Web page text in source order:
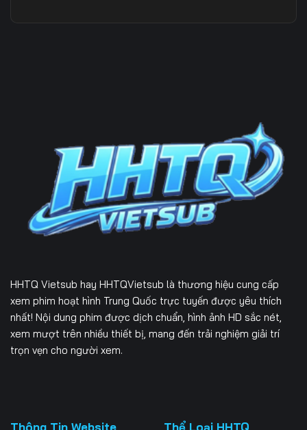
HHTQ Vietsub hay HHTQVietsub là thương hiệu cung cấp
xem phim hoạt hình Trung Quốc trực tuyến được yêu thích
nhất! Nội dung phim được dịch chuẩn, hình ảnh HD sắc nét,
xem mượt trên nhiều thiết bị, mang đến trải nghiệm giải trí
trọn vẹn cho người xem.